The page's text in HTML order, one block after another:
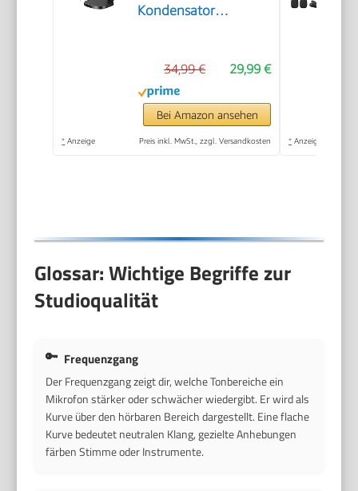
Kondensator
Pop-Filter für
Streaming, Podcast,
Twitch, YouTube,
Discord, PC,
29,99 €
34,99 €
Bei Amazon ansehen
* Anzeige Preis inkl. MwSt., zzgl. Versandkosten * Anzeige
Glossar: Wichtige Begriffe zur
Studioqualität
Frequenzgang
Der Frequenzgang zeigt dir, welche Tonbereiche ein
Mikrofon stärker oder schwächer wiedergibt. Er wird als
Kurve über den hörbaren Bereich dargestellt. Eine flache
Kurve bedeutet neutralen Klang, gezielte Anhebungen
färben Stimme oder Instrumente.